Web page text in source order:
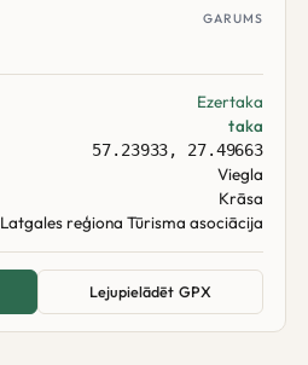
GARUMS
Ezertaka
taka
57.23933, 27.49663
Viegla
Krāsa
Latgales reģiona Tūrisma asociācija
Lejupielādēt GPX